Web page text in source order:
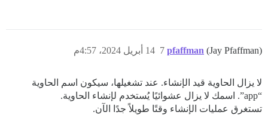
pfaffman (Jay Pfaffman) 14 أبريل 2024، 4:57م 7
لا يزال الحاوية قيد الإنشاء. عند تشغيلها، سيكون اسم الحاوية
“app”. اسمك لا يزال عشوائيًا يُستخدم لإنشاء الحاوية.
تستغرق عمليات الإنشاء وقتًا طويلاً جدًا الآن.